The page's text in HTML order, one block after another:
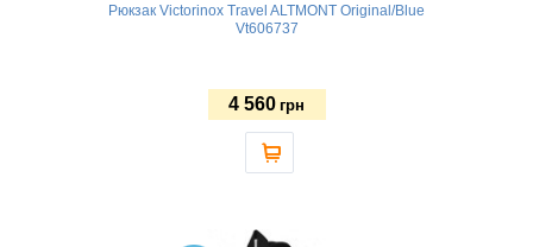
Рюкзак Victorinox Travel ALTMONT Original/Blue
Vt606737
4 560 грн